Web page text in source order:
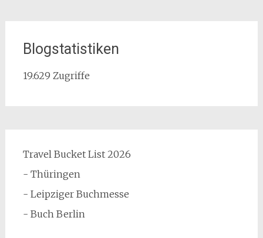
Blogstatistiken
19.629 Zugriffe
Travel Bucket List 2026
- Thüringen
- Leipziger Buchmesse
- Buch Berlin